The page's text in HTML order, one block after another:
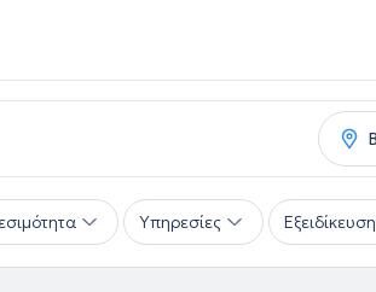
Υπηρεσίες Εξειδίκευση